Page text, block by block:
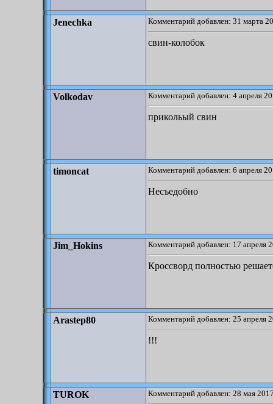
Jenechka Комментарий добавлен: 31 марта
свин-колобок
Volkodav Комментарий добавлен: 4 апреля
прикольый свин
timoncat Комментарий добавлен: 6 апреля
Несъедобно
Jim_Hokins Комментарий добавлен: 17 апреля
Кроссворд полностью
Arastep80 Комментарий добавлен: 25 апреля
!!!
TUROK Комментарий добавлен: 28 мая